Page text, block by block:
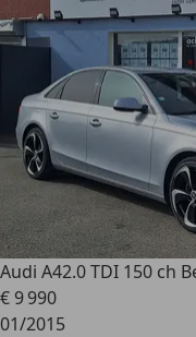
Audi A42.0 TDI 150 ch
€ 9 990
01/2015